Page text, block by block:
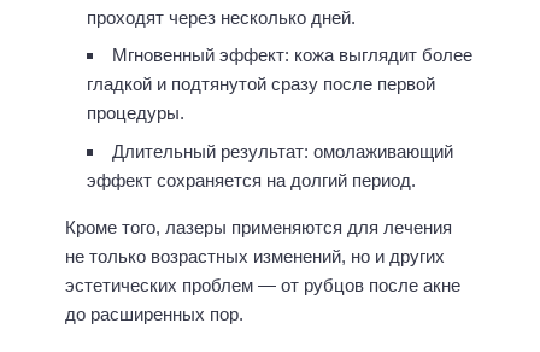
проходят через несколько дней.
Мгновенный эффект: кожа выглядит более
гладкой и подтянутой сразу после первой
процедуры.
Длительный результат: омолаживающий
эффект сохраняется на долгий период.
Кроме того, лазеры применяются для лечения
не только возрастных изменений, но и других
эстетических проблем — от рубцов после акне
до расширенных пор.